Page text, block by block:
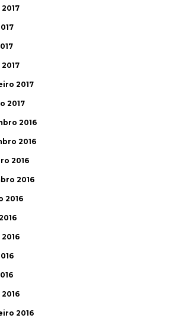
2017
2017
2016
2016
2016
2016
2016
2016